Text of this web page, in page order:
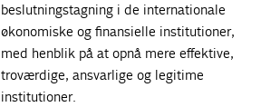
beslutningstagning i de internationale
økonomiske og finansielle institutioner,
med henblik på at opnå mere effektive,
troværdige, ansvarlige og legitime
institutioner.